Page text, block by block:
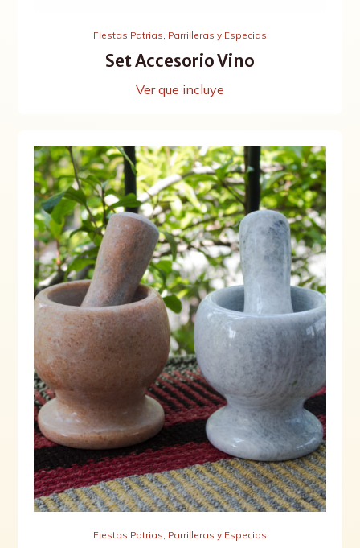
Fiestas Patrias Parrilleras y Especias
Set Accesorio Vino
Ver que incluye
Fiestas Patrias Parrilleras y Especias